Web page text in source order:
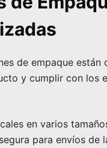
de empaque están
y cumplir con los
en varios
para envíos de